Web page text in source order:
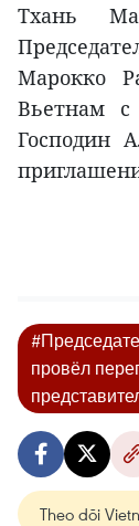
Тхань
Марокко
Вьетнам
Господин
провёл
Theo dõi